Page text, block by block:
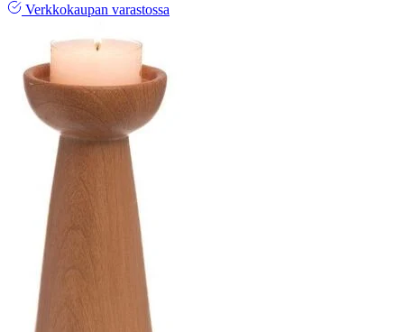
Verkkokaupan varastossa